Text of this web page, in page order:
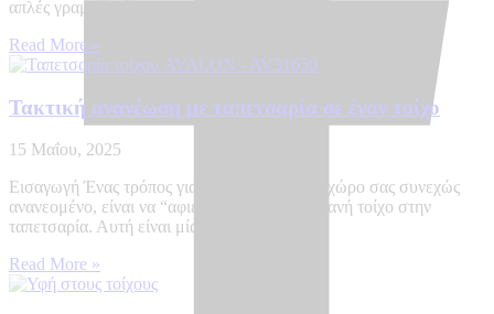
απλές γραμμές, ήπιους χρωματικούς τόνους και
Read More »
Τακτική ανανέωση με ταπετσαρία σε έναν τοίχο
15 Μαΐου, 2025
Εισαγωγή Ένας τρόπος για να διατηρείτε τον χώρο σας συνεχώς
ανανεομένο, είναι να “αφιερώσετε” έναν εμφανή τοίχο στην
ταπετσαρία. Αυτή είναι μία από τις πιο
Read More »